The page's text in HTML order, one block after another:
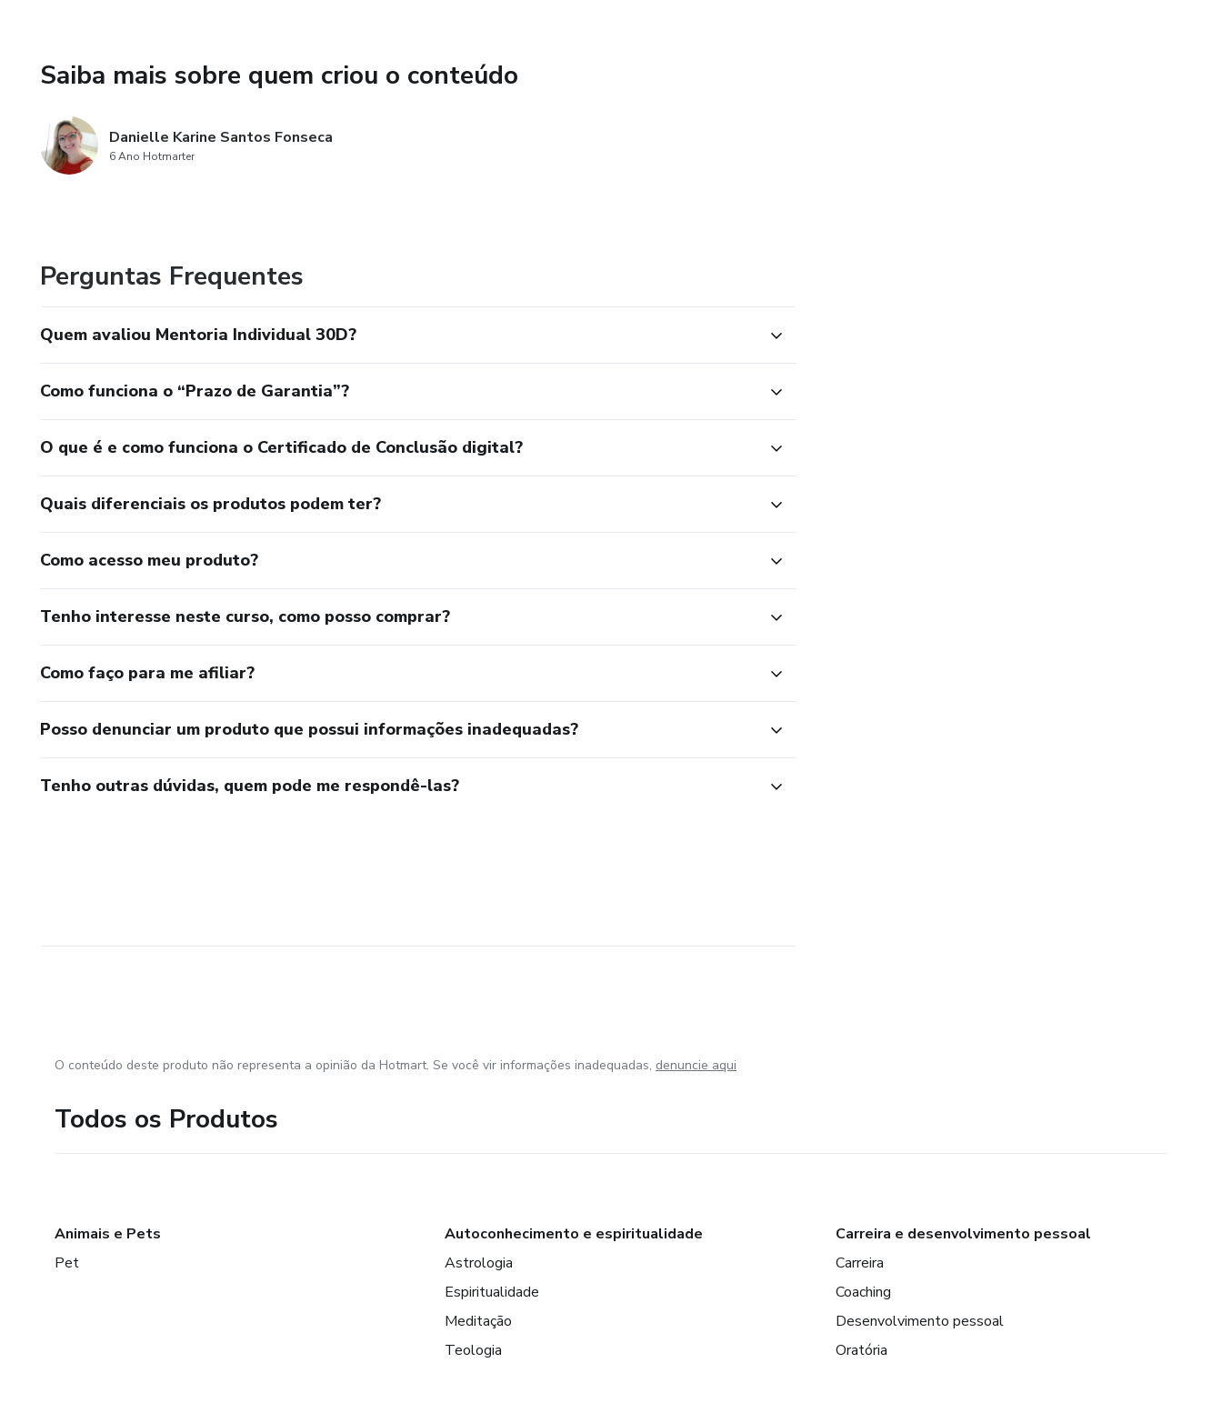
Saiba mais sobre quem criou o conteúdo
Danielle Karine Santos Fonseca
6 Ano Hotmarter
Perguntas Frequentes
Quem avaliou Mentoria Individual 30D?
Como funciona o “Prazo de Garantia”?
O que é e como funciona o Certificado de Conclusão digital?
Quais diferenciais os produtos podem ter?
Como acesso meu produto?
Tenho interesse neste curso, como posso comprar?
Como faço para me afiliar?
Posso denunciar um produto que possui informações inadequadas?
Tenho outras dúvidas, quem pode me respondê-las?
O conteúdo deste produto não representa a opinião da Hotmart. Se você vir informações inadequadas, denuncie aqui
Todos os Produtos
Animais e Pets
Pet
Autoconhecimento e espiritualidade
Astrologia
Espiritualidade
Meditação
Teologia
Carreira e desenvolvimento pessoal
Carreira
Coaching
Desenvolvimento pessoal
Oratória